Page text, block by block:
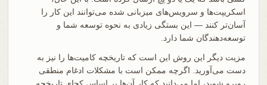
اسکریپت‌ها و سرویس‌های میزبانی شده می‌توانند این کار را
آسان‌تر کنند — این بستگی زیادی به نحوه توسعه شما و
توسعه‌دهندگان شما دارد.
مزیت دیگر این روش این است که تاریخچه کامیت‌ها را نیز به
دست می‌آورید. اگرچه ممکن است با مشکلات ادغام منطقی
روبرو شوید، اما می‌دانید که کار آن‌ها بر اساس کجای تاریخچه